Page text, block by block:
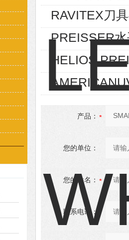
RAVITEX刀
PREISSER
HELIOS
产品：
您的单位：
您的姓名：
联系电话：